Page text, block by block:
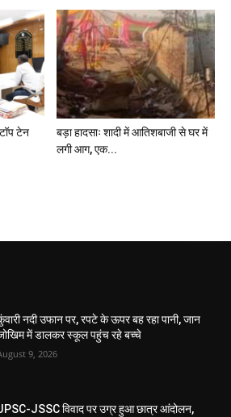
टेन
बड़ा हादसाः शादी में आतिशबाजी से घर में
लगी आग, एक...
नदी उफान पर, रपटे के ऊपर बह रहा पानी, जान
में डालकर स्कूल पहुंच रहे बच्चे
9, 2026
JSSC विवाद पर उग्र हुआ छात्र आंदोलन,